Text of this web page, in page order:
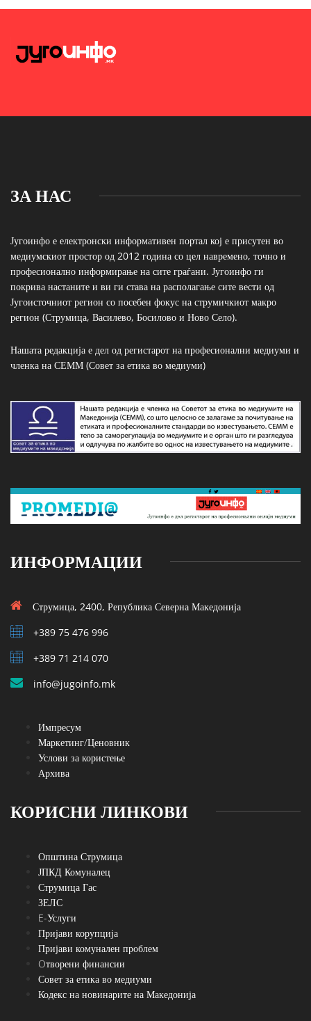
ЗА НАС
Југоинфо е електронски информативен портал кој е присутен во
медиумскиот простор од 2012 година со цел навремено, точно и
професионално информирање на сите граѓани. Југоинфо ги
покрива настаните и ви ги става на располагање сите вести од
Југоисточниот регион со посебен фокус на струмичкиот макро
регион (Струмица, Василево, Босилово и Ново Село).
Нашата редакција е дел од регистарот на професионални медиуми и
членка на СЕММ (Совет за етика во медиуми)
ИНФОРМАЦИИ
Струмица, 2400, Република Северна Македонија
+389 75 476 996
+389 71 214 070
info@jugoinfo.mk
Импресум
Маркетинг/Ценовник
Услови за користење
Архива
КОРИСНИ ЛИНКОВИ
Општина Струмица
ЈПКД Комуналец
Струмица Гас
ЗЕЛС
E-Услуги
Пријави корупција
Пријави комунален проблем
Oтворени финансии
Совет за етика во медиуми
Кодекс на новинарите на Македонија